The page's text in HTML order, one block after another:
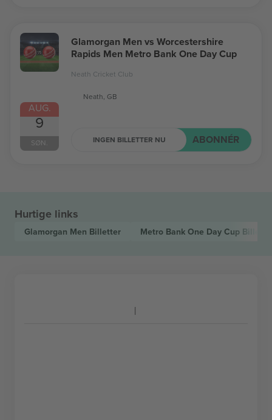
AUG.
9
SØN.
Glamorgan Men vs Worcestershire
Rapids Men Metro Bank One Day Cup
Neath Cricket Club
Neath, GB
INGEN BILLETTER NU ABONNÉR
Hurtige links
Glamorgan Men Billetter Metro Bank One Day Cup